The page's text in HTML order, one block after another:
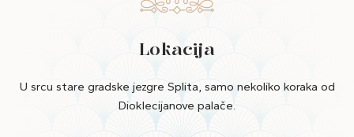
Lokacija
U srcu stare gradske jezgre Splita, samo nekoliko koraka od
Dioklecijanove palače.